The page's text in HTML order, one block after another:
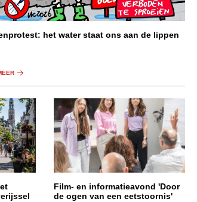
het water staat ons aan de lippen
Film- en informatieavond 'Door
de ogen van een eetstoornis'